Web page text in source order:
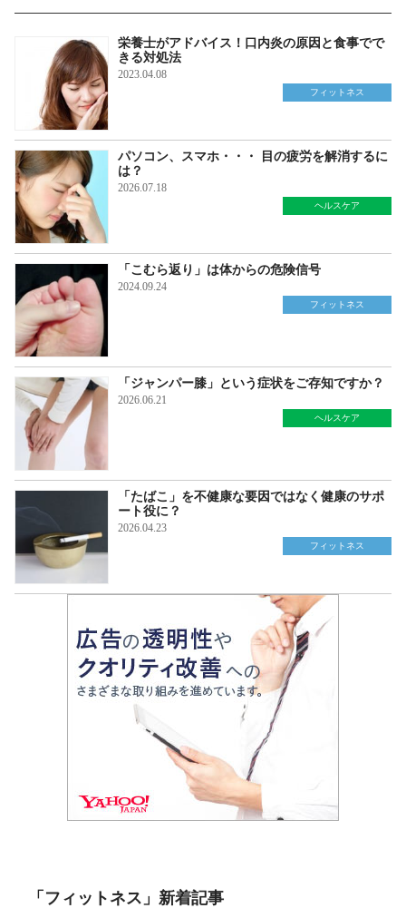
栄養士がアドバイス！口内炎の原因と食事でで
きる対処法
2023.04.08
フィットネス
パソコン、スマホ・・・ 目の疲労を解消するに
は？
2026.07.18
ヘルスケア
「こむら返り」は体からの危険信号
2024.09.24
フィットネス
「ジャンパー膝」という症状をご存知ですか？
2026.06.21
ヘルスケア
「たばこ」を不健康な要因ではなく健康のサポ
ート役に？
2026.04.23
フィットネス
「フィットネス」新着記事